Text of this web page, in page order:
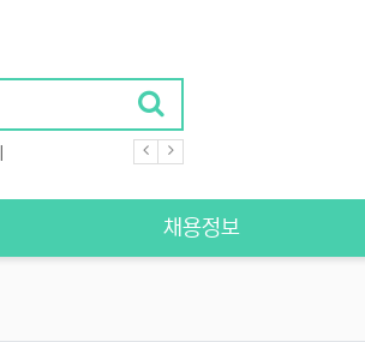
채용정보